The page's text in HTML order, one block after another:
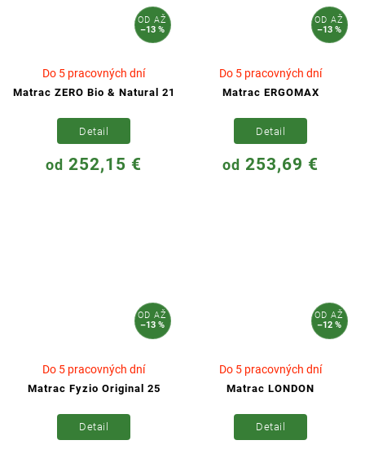
ODAŽ
–13 %
Matrac ZERO Bio & Natural 21
Do 5 pracovných dní
od 252,15 €
Detail
ODAŽ
–13 %
Matrac ERGOMAX
Do 5 pracovných dní
od 253,69 €
Detail
ODAŽ
–13 %
Matrac Fyzio Original 25
Do 5 pracovných dní
Detail
ODAŽ
–12 %
Matrac LONDON
Do 5 pracovných dní
Detail